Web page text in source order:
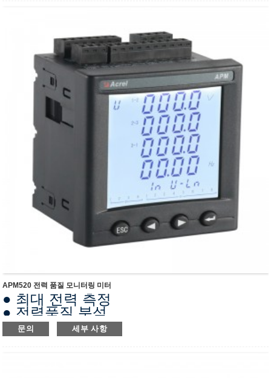
APM520 전력 품질 모니터링 미터
● 최대 전력 측정
● 전력품질 분석
● 누설전류 측정 (옵션)
● Modbus-RTU/TCP 프로토콜 지원
문의 세부 사항